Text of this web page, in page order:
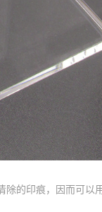
的印痕，因而可以